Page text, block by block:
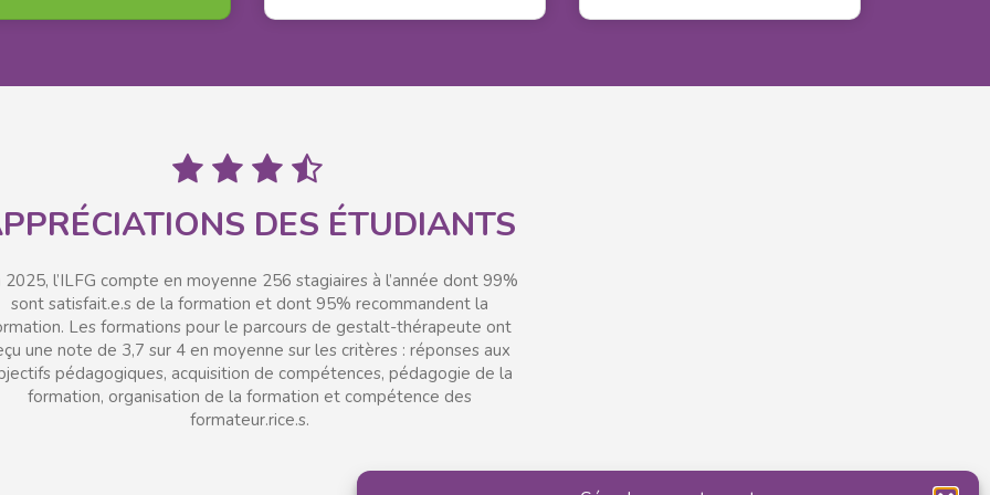
DES ÉTUDIANTS
2025, l’ILFG compte en moyenne 256 stagiaires à l’année dont 99%
sont satisfait.e.s de la formation et dont 95% recommandent la
Les formations pour le parcours de gestalt-thérapeute ont
une note de 3,7 sur 4 en moyenne sur les critères : réponses aux
pédagogiques, acquisition de compétences, pédagogie de la
formation, organisation de la formation et compétence des
formateur.rice.s.